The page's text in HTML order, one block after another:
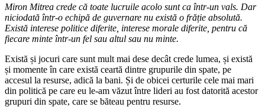
Miron Mitrea crede că toate lucruile acolo sunt ca într-un vals. Dar
niciodată într-o echipă de guvernare nu există o frăție absolută.
Există interese politice diferite, interese morale diferite, pentru că
fiecare minte într-un fel sau altul sau nu minte.
Există și jocuri care sunt mult mai dese decât crede lumea, și există
și momente în care există ceartă dintre grupurile din spate, pe
accesul la resurse, adică la bani. Și de obicei certurile cele mai mari
din politică pe care eu le-am văzut între lideri au fost datorită acestor
grupuri din spate, care se băteau pentru resurse.